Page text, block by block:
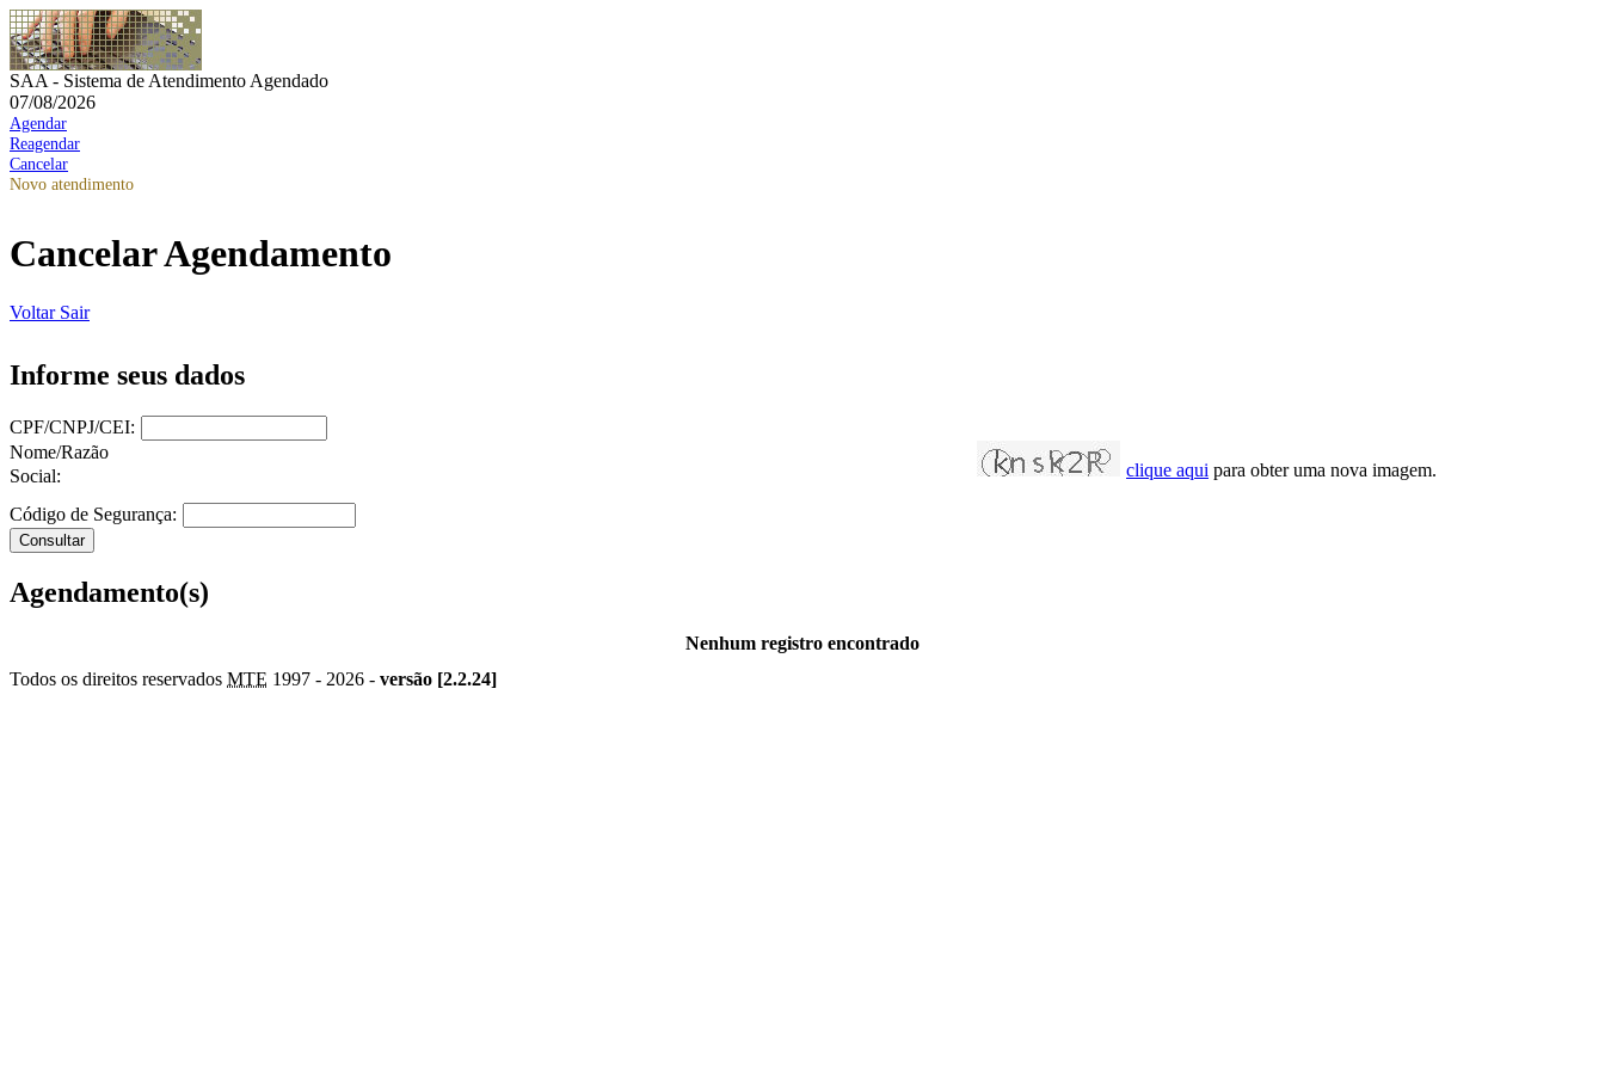
SAA - Sistema de Atendimento Agendado
07/08/2026
Agendar
Reagendar
Cancelar
Novo atendimento
Cancelar Agendamento
Voltar Sair
Informe seus dados
CPF/CNPJ/CEI:
Nome/Razão
Social:
clique aqui para obter uma nova imagem.
Código de Segurança:
Agendamento(s)
Nenhum registro encontrado
Todos os direitos reservados MTE 1997 - 2026 - versão [2.2.24]